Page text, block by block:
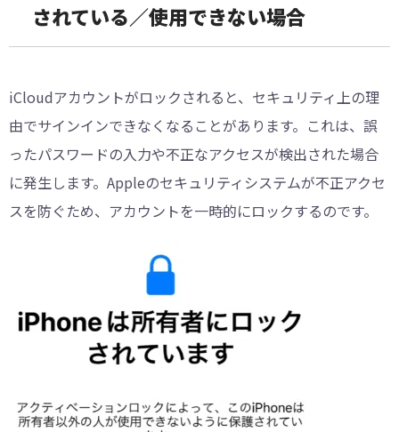
されている／使用できない場合
iCloudアカウントがロックされると、セキュリティ上の理
由でサインインできなくなることがあります。これは、誤
ったパスワードの入力や不正なアクセスが検出された場合
に発生します。Appleのセキュリティシステムが不正アクセ
スを防ぐため、アカウントを一時的にロックするのです。